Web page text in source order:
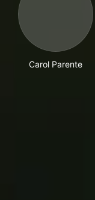
Carol Parente